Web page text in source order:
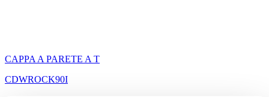
CAPPA A PARETE A T
CDWROCK90I